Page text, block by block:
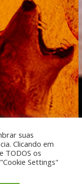
Espacial e
suas
Clicando em
TODOS os
Settings"